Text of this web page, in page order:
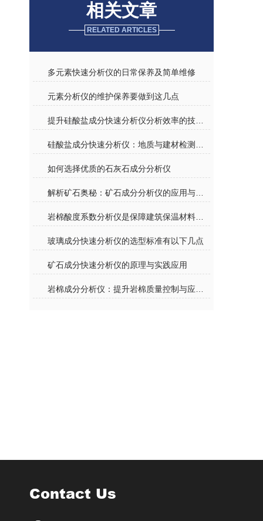
相关文章
RELATED ARTICLES
多元素快速分析仪的日常保养及简单维修
元素分析仪的维护保养要做到这几点
如何选择优质的石灰石成分分析仪
玻璃成分快速分析仪的选型标准有以下几点
矿石成分快速分析仪的原理与实践应用
Contact Us